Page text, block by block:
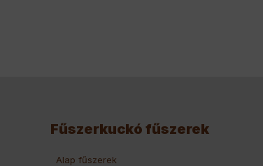
Fűszerkuckó fűszerek
Alap fűszerek